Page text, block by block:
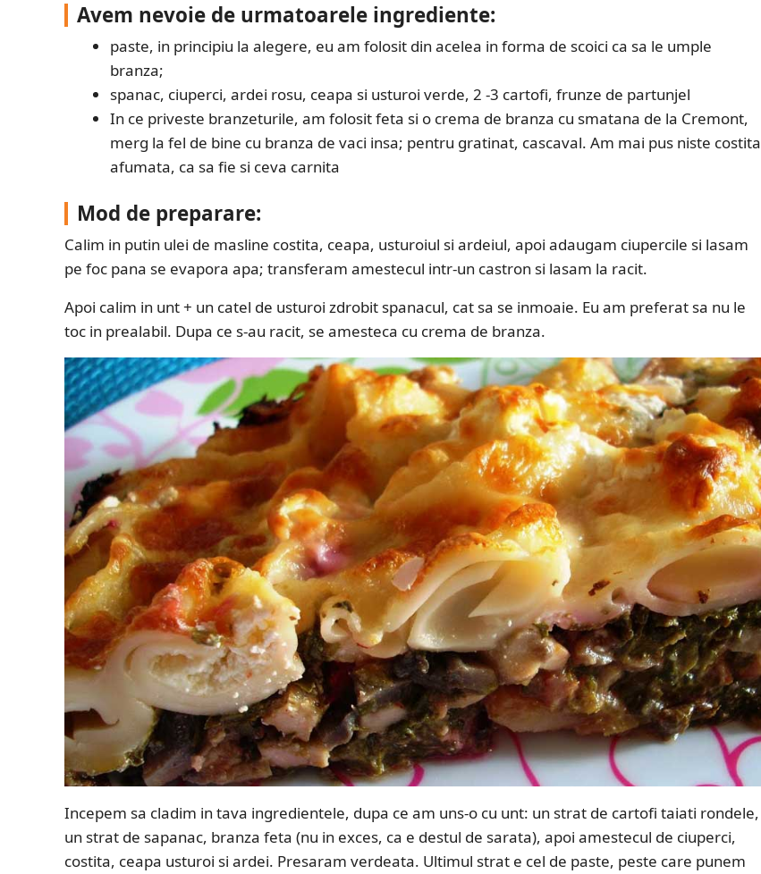
Avem nevoie de urmatoarele ingrediente:
paste, in principiu la alegere, eu am folosit din acelea in forma de scoici ca sa le umple
branza;
spanac, ciuperci, ardei rosu, ceapa si usturoi verde, 2 -3 cartofi, frunze de partunjel
In ce priveste branzeturile, am folosit feta si o crema de branza cu smatana de la Cremont,
merg la fel de bine cu branza de vaci insa; pentru gratinat, cascaval. Am mai pus niste costita
afumata, ca sa fie si ceva carnita
Mod de preparare:
Calim in putin ulei de masline costita, ceapa, usturoiul si ardeiul, apoi adaugam ciupercile si lasam
pe foc pana se evapora apa; transferam amestecul intr-un castron si lasam la racit.
Apoi calim in unt + un catel de usturoi zdrobit spanacul, cat sa se inmoaie. Eu am preferat sa nu le
toc in prealabil. Dupa ce s-au racit, se amesteca cu crema de branza.
Incepem sa cladim in tava ingredientele, dupa ce am uns-o cu unt: un strat de cartofi taiati rondele,
un strat de sapanac, branza feta (nu in exces, ca e destul de sarata), apoi amestecul de ciuperci,
costita, ceapa usturoi si ardei. Presaram verdeata. Ultimul strat e cel de paste, peste care punem